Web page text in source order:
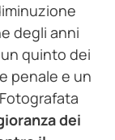
degli anni
quinto dei
penale e un
dei